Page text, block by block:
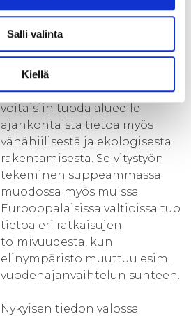
Salli valinta
Kiellä
ja rakennusalan tutkimus-,
kehitys- ja innovaatiotoiminta
(TKI) kaipaa lisää kansainvälisiä
kumppaneita, joiden avulla
voitaisiin tuoda alueelle
ajankohtaista tietoa myös
vähähiilisestä ja ekologisesta
rakentamisesta. Selvitystyön
tekeminen suppeammassa
muodossa myös muissa
Eurooppalaisissa valtioissa tuo
tietoa eri ratkaisujen
toimivuudesta, kun
elinympäristö muuttuu esim.
vuodenajanvaihtelun suhteen.
Nykyisen tiedon valossa